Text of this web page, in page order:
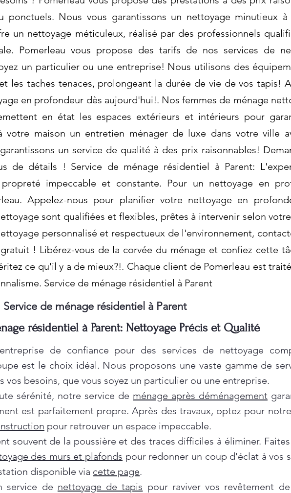
ponctuels. Nous vous garantissons un nettoyage minutieux
un nettoyage méticuleux, réalisé par des professionnels
Pomerleau vous propose des tarifs de nos services de
un particulier ou une entreprise! Nous utilisons des
les taches tenaces, prolongeant la durée de vie de vos tapis!
en profondeur dès aujourd'hui!. Nos femmes de ménage
en état les espaces extérieurs et intérieurs pour
votre maison un entretien ménager de luxe dans votre ville
un service de qualité à des prix raisonnables!
de détails ! Service de ménage résidentiel à Parent:
impeccable et constante. Pour un nettoyage en
Appelez-nous pour planifier votre nettoyage en
sont qualifiées et flexibles, prêtes à intervenir selon
personnalisé et respectueux de l'environnement,
! Libérez-vous de la corvée du ménage et confiez cette
ce qu'il y a de mieux?!. Chaque client de Pomerleau est
Service de ménage résidentiel à Parent
Service de ménage résidentiel à Parent
résidentiel à Parent: Nettoyage Précis et Qualité
de confiance pour des services de nettoyage
est le choix idéal. Nous proposons une vaste gamme de
besoins, que vous soyez un particulier ou une entreprise.
sérénité, notre service de ménage après déménagement
est parfaitement propre. Après des travaux, optez pour
pour retrouver un espace impeccable.
souvent de la poussière et des traces difficiles à éliminer.
des murs et plafonds pour redonner un coup d'éclat à vos
disponible via cette page.
service de nettoyage de tapis pour raviver vos revêtement